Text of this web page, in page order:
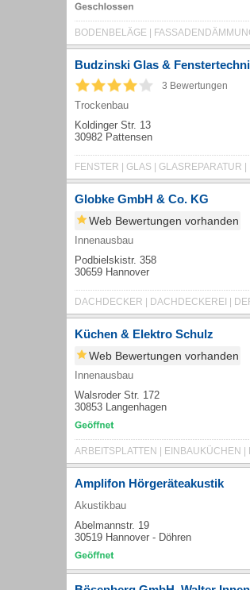
Budzinski Glas &
3 Bewertungen
Trockenbau
Koldinger Str. 13
30982 Pattensen
Globke GmbH & Co. KG
Web Bewertungen vorhanden
Innenausbau
Podbielskistr. 358
30659 Hannover
Küchen & Elektro Schulz
Web Bewertungen vorhanden
Innenausbau
Walsroder Str. 172
30853 Langenhagen
Amplifon Hörgeräteakustik
Akustikbau
Abelmannstr. 19
30519 Hannover - Döhren